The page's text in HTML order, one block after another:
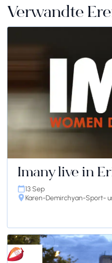
Verwandte
Imany live in
13 Sep
Karen-Demirchyan-Sport-